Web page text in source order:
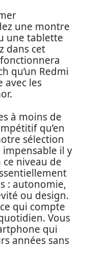
une montre
une tablette
dans cet
qu’un Redmi
avec les
à moins de
qu’en
sélection
il y
niveau de
: autonomie,
ou design.
qui compte
Vous
qui
années sans